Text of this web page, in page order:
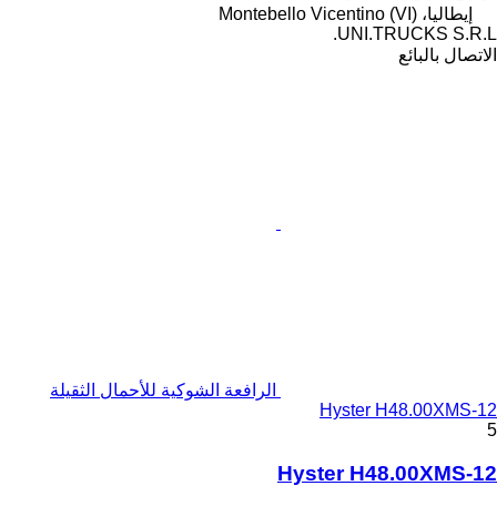
إيطاليا، Montebello Vicentino (VI)
UNI.TRUCKS S.R.L.
الاتصال بالبائع
الرافعة الشوكية للأحمال الثقيلة
Hyster H48.00XMS-12
5
Hyster H48.00XMS-12